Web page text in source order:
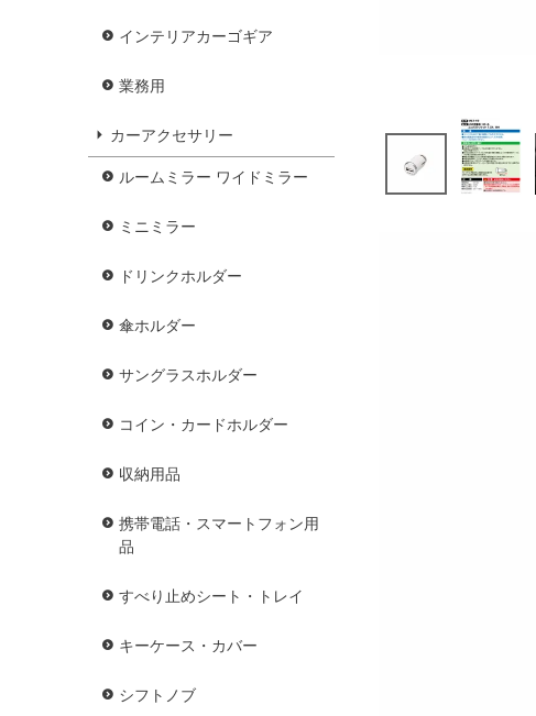
インテリアカーゴギア
業務用
カーアクセサリー
ルームミラー ワイドミラー
ミニミラー
ドリンクホルダー
傘ホルダー
サングラスホルダー
コイン・カードホルダー
収納用品
携帯電話・スマートフォン用
品
すべり止めシート・トレイ
キーケース・カバー
シフトノブ